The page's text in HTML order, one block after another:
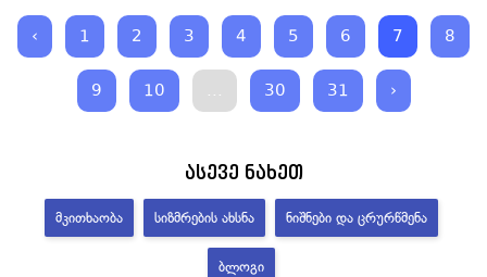
‹ 1 2 3 4 5 6 7 8
9 10 ... 30 31 ›
ასევე ნახეთ
ᲛᲙᲘᲗᲮᲐᲝᲑᲐ ᲡᲘᲖᲛᲠᲔᲑᲘᲡ ᲐᲮᲡᲜᲐ ᲜᲘᲨᲜᲔᲑᲘ ᲓᲐ ᲪᲠᲣᲠᲬᲛᲔᲜᲐ
ᲑᲚᲝᲒᲘ